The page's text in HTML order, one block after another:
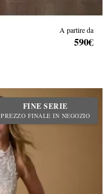
A partire da
590€
FINE SERIE
PREZZO FINALE IN NEGOZIO